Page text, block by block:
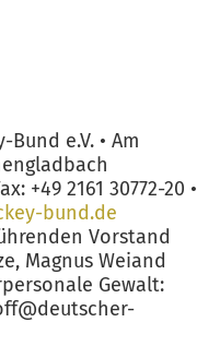
e.V. • Am
+49 2161 30772-20 •
bund.de
Vorstand
Magnus Weiand
Gewalt: